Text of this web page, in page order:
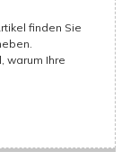
finden Sie
warum Ihre